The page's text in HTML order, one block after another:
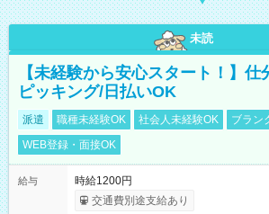
未読
【未経験から安心スタート！】仕
ピッキング/日払いOK
派遣 職種未経験OK 社会人未経験OK
ブラン
WEB登録・面接OK
給与
時給1200円
交通費別途支給あり